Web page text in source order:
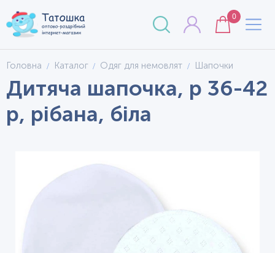
0
Головна Каталог Одяг для немовлят Шапочки
Дитяча шапочка, р 36-42
р, рібана, біла